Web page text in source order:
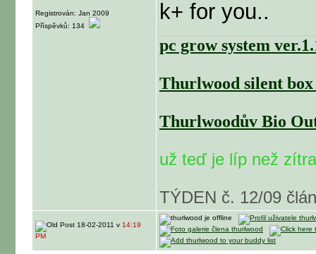
Registrován: Jan 2009
Příspěvků: 134
k+ for you..
pc grow system
Thurlwood silent
Thurlwoodův Bio
už teď je líp než
TÝDEN č. 12/09
18-02-2011 v 14:19
PM